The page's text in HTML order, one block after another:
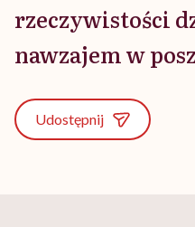
rzeczywistości
nawzajem w
Udostępnij